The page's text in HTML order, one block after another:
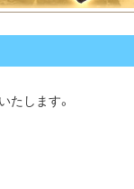
たします。